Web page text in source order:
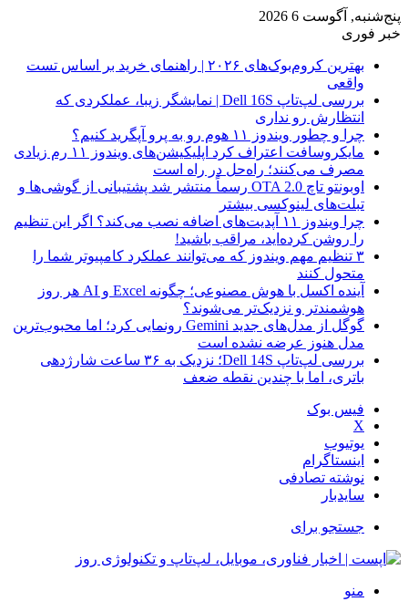
پنج‌شنبه, آگوست 6 2026
خبر فوری
بهترین کروم‌بوک‌های ۲۰۲۶ | راهنمای خرید بر اساس تست
واقعی
بررسی لپ‌تاپ Dell 16S | نمایشگر زیبا، عملکردی که
انتظارش رو نداری
چرا و چطور ویندوز ۱۱ هوم رو به پرو آپگرید کنیم؟
مایکروسافت اعتراف کرد اپلیکیشن‌های ویندوز ۱۱ رم زیادی
مصرف می‌کنند؛ راه‌حل در راه است
اوبونتو تاچ OTA 2.0 رسماً منتشر شد پشتیبانی از گوشی‌ها و
تبلت‌های لینوکسی بیشتر
چرا ویندوز ۱۱ آپدیت‌های اضافه نصب می‌کند؟ اگر این تنظیم
را روشن کرده‌اید، مراقب باشید!
۳ تنظیم مهم ویندوز که می‌توانند عملکرد کامپیوتر شما را
متحول کنند
آینده اکسل با هوش مصنوعی؛ چگونه Excel و AI هر روز
هوشمندتر و نزدیک‌تر می‌شوند؟
گوگل از مدل‌های جدید Gemini رونمایی کرد؛ اما محبوب‌ترین
مدل هنوز عرضه نشده است
بررسی لپ‌تاپ Dell 14S؛ نزدیک به ۳۶ ساعت شارژدهی
باتری، اما با چندین نقطه ضعف
فیس بوک
X
یوتیوب
اینستاگرام
نوشته تصادفی
سایدبار
جستجو برای
منو